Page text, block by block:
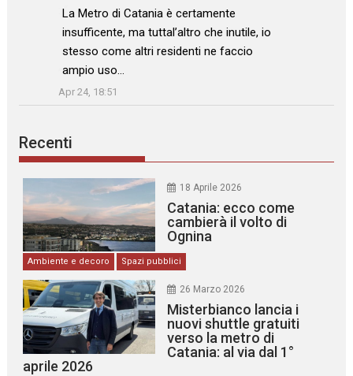
: “La Metro di Catania è certamente
insufficente, ma tuttal’altro che inutile, io
stesso come altri residenti ne faccio
ampio uso…
”
Apr 24, 18:51
Recenti
18 Aprile 2026
Catania: ecco come
cambierà il volto di
Ognina
Ambiente e decoro Spazi pubblici
26 Marzo 2026
Misterbianco lancia i
nuovi shuttle gratuiti
verso la metro di
Catania: al via dal 1°
aprile 2026